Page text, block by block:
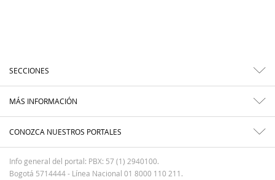
SECCIONES
MÁS INFORMACIÓN
CONOZCA NUESTROS PORTALES
Info general del portal: PBX: 57 (1) 2940100.
Bogotá 5714444 - Línea Nacional 01 8000 110 211.